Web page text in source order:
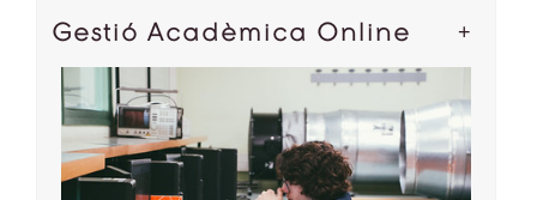
Gestió Acadèmica Online